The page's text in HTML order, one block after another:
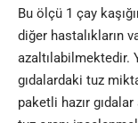
Bu ölçü 1 çay
diğer hastalıkların
azaltılabilmektedir.
gıdalardaki tuz
paketli hazır